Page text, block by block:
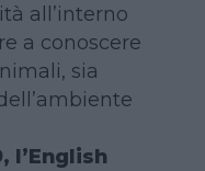
all’interno
a conoscere
sia
l’English